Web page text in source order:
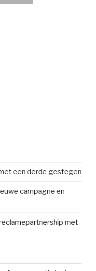
een derde gestegen
campagne en
met